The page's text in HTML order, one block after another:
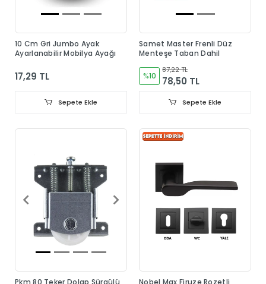
10 Cm Gri Jumbo Ayak
Ayarlanabilir Mobilya Ayağı
17,29 TL
Sepete Ekle
Samet Master Frenli Düz
Menteşe Taban Dahil
%10
87,22 TL
78,50 TL
Sepete Ekle
Pkm 80 Teker Dolap Sürgülü
Nobel Max Firuze Rozetli